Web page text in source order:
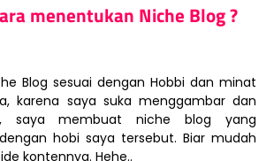
menentukan Niche Blog ?
Blog sesuai dengan Hobbi dan minat
karena saya suka menggambar dan
saya membuat niche blog yang
hobi saya tersebut. Biar mudah
kontennya. Hehe..